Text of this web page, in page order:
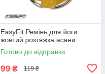
EasyFit Ремінь для йоги
жовтий розтяжка асани
Готово до відправки
99 ₴ 119 ₴